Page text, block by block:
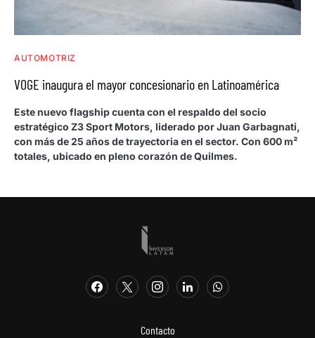
AUTOMOTRIZ
VOGE inaugura el mayor concesionario en Latinoamérica
Este nuevo flagship cuenta con el respaldo del socio
estratégico Z3 Sport Motors, liderado por Juan Garbagnati,
con más de 25 años de trayectoria en el sector. Con 600 m²
totales, ubicado en pleno corazón de Quilmes.
Contacto